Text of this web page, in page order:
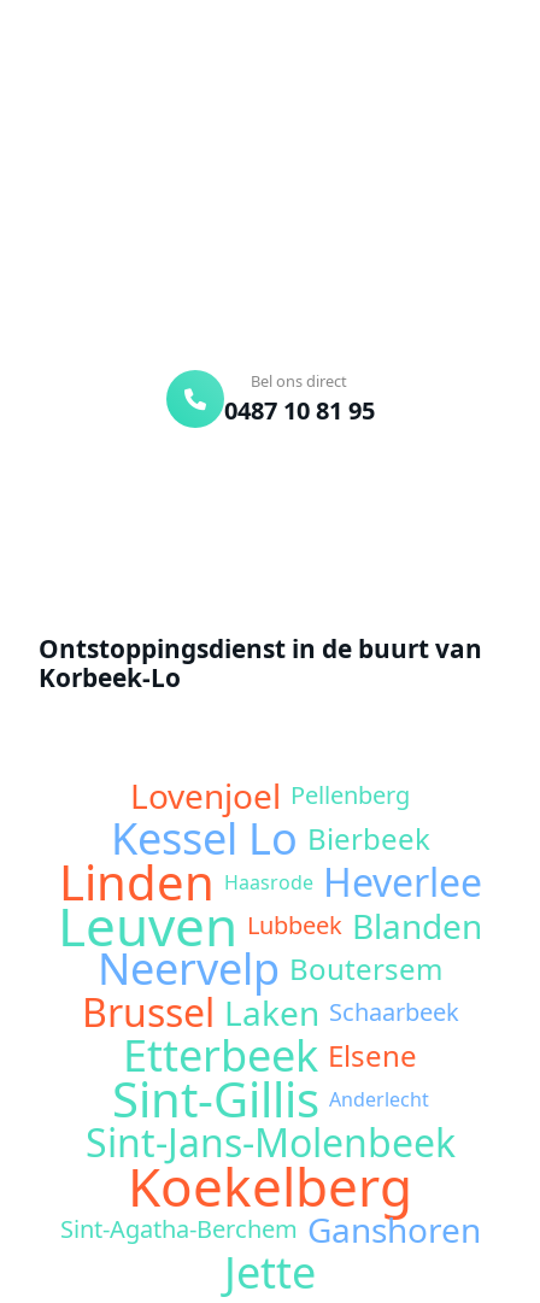
Bel ons direct
0487 10 81 95
Ontstoppingsdienst in de buurt van
Korbeek-Lo
Lovenjoel Pellenberg
Kessel Lo Bierbeek
Linden Haasrode Heverlee
Leuven Lubbeek Blanden
Neervelp Boutersem
Brussel Laken Schaarbeek
Etterbeek Elsene
Sint-Gillis Anderlecht
Sint-Jans-Molenbeek
Koekelberg
Sint-Agatha-Berchem Ganshoren
Jette